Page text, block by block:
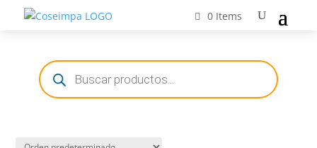
0 Items
Búsqueda
de
productos